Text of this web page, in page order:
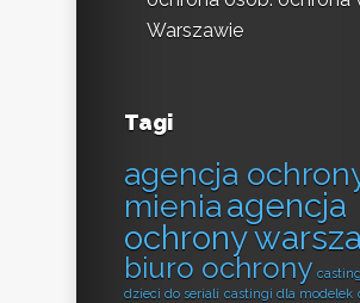
Warszawie
Tagi
agencja
mieniaagencja
ochrony
biuro ochrony
dzieci do seriali castingi dla modelek